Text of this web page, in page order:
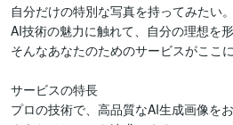
自分だけの特別な写真を持ってみたい。
AI技術の魅力に触れて、自分の理想を形
そんなあなたのためのサービスがここに
サービスの特長
プロの技術で、高品質なAI生成画像を